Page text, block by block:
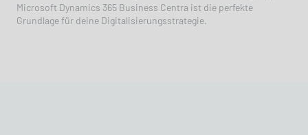
Microsoft Dynamics 365 Business Centra ist die perfekte
Grundlage für deine Digitalisierungsstrategie.